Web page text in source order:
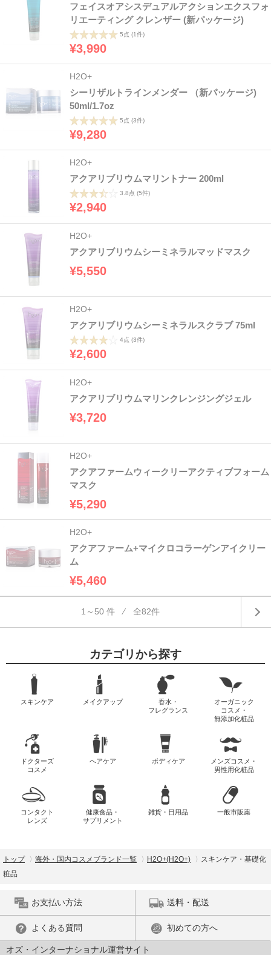
フェイスオアシスデュアルアクションエクスフォ
リエーティング クレンザー (新パッケージ)
5点 (1件)
¥3,990
H2O+
シーリザルトラインメンダー （新パッケージ)
50ml/1.7oz
5点 (3件)
¥9,280
H2O+
アクアリブリウムマリントナー 200ml
3.8点 (5件)
¥2,940
H2O+
アクアリブリウムシーミネラルマッドマスク
¥5,550
H2O+
アクアリブリウムシーミネラルスクラブ 75ml
4点 (3件)
¥2,600
H2O+
アクアリブリウムマリンクレンジングジェル
¥3,720
H2O+
アクアファームウィークリーアクティブフォーム
マスク
¥5,290
H2O+
アクアファーム+マイクロコラーゲンアイクリー
ム
¥5,460
1～50 件 ⁄ 全82件
カテゴリから探す
スキンケア メイクアップ
香水・
フレグランス
オーガニック
コスメ・
無添加化粧品
ドクターズ
コスメ
ヘアケア ボディケア
メンズコスメ・
男性用化粧品
コンタクト
レンズ
健康食品・
サプリメント
雑貨・日用品 一般市販薬
トップ 海外・国内コスメブランド一覧 H2O+(H2O+)
スキンケア・基礎化
粧品
お支払い方法 送料・配送
よくある質問 初めての方へ
オズ・インターナショナル運営サイト